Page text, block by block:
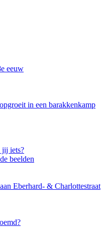
eeuw
in een barakkenkamp
jij iets?
beelden
Eberhard- & Charlottestraat